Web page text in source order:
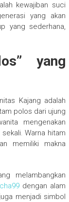
kewajiban suci
yang akan
yang sederhana,
yang
Kajang adalah
polos dari ujung
mengenakan
Warna hitam
memiliki makna
melambangkan
dengan alam
menjadi simbol